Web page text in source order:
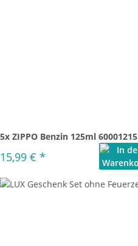
5x ZIPPO Benzin 125ml 60001215
15,99 € *